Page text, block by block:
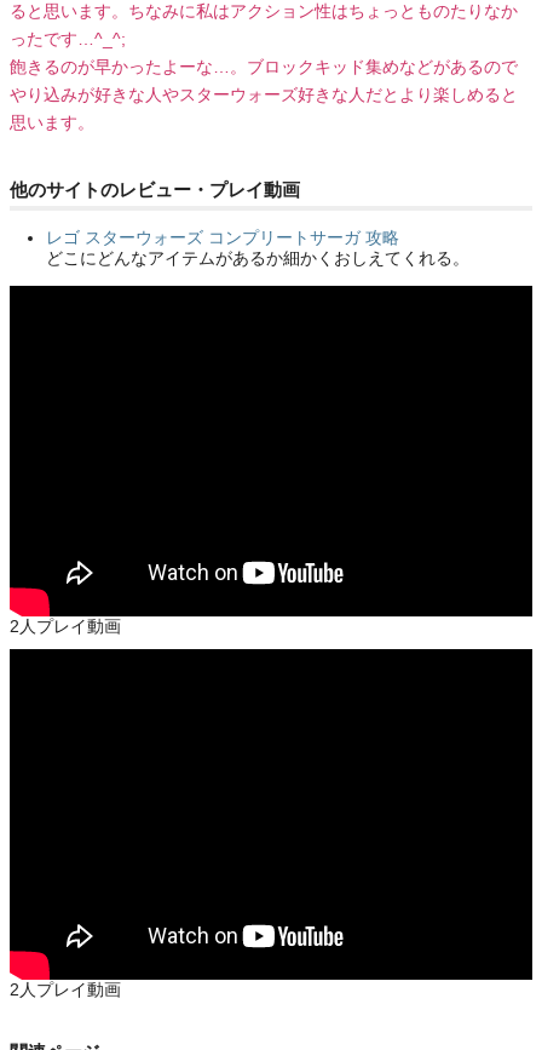
ると思います。ちなみに私はアクション性はちょっとものたりなか
ったです…^_^;
飽きるのが早かったよーな…。ブロックキッド集めなどがあるので
やり込みが好きな人やスターウォーズ好きな人だとより楽しめると
思います。
他のサイトのレビュー・プレイ動画
レゴ スターウォーズ コンプリートサーガ 攻略
どこにどんなアイテムがあるか細かくおしえてくれる。
2人プレイ動画
2人プレイ動画